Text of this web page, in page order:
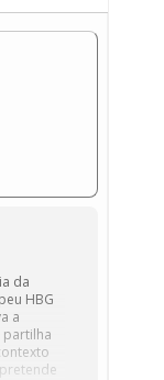
da
HBG
a
partilha